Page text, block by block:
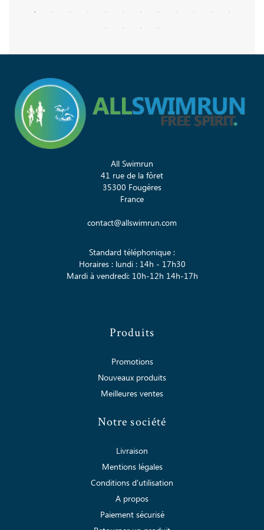
All Swimrun
41 rue de la fôret
35300 Fougères
France
contact@allswimrun.com
Standard téléphonique :
Horaires : lundi : 14h - 17h30
Mardi à vendredi: 10h-12h 14h-17h
Produits
Promotions
Nouveaux produits
Meilleures ventes
Notre société
Livraison
Mentions légales
Conditions d'utilisation
A propos
Paiement sécurisé